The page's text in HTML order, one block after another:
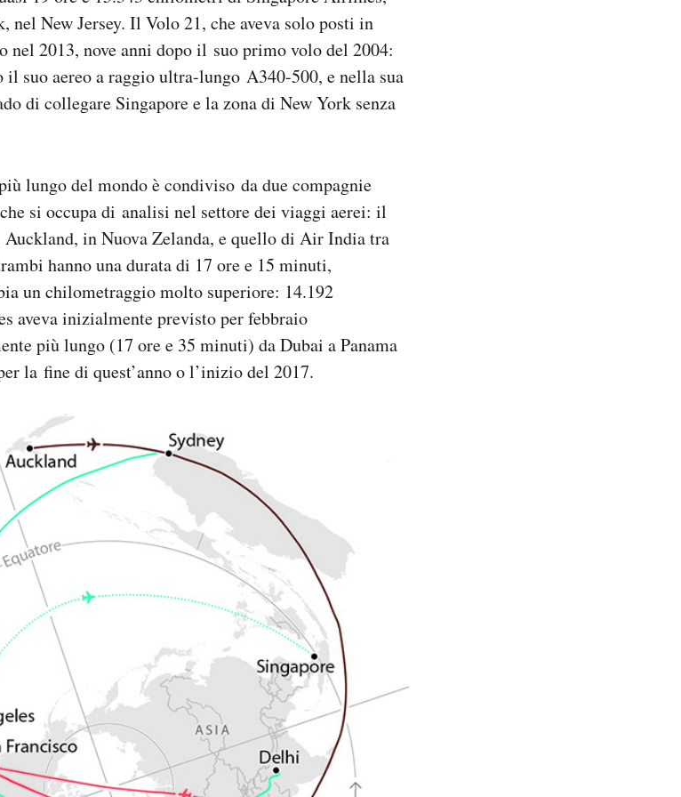
nel New Jersey. Il Volo 21, che aveva solo posti in
nel 2013, nove anni dopo il suo primo volo del 2004:
il suo aereo a raggio ultra-lungo A340-500, e nella sua
di collegare Singapore e la zona di New York senza
lungo del mondo è condiviso da due compagnie
si occupa di analisi nel settore dei viaggi aerei: il
in Nuova Zelanda, e quello di Air India tra
hanno una durata di 17 ore e 15 minuti,
un chilometraggio molto superiore: 14.192
aveva inizialmente previsto per febbraio
più lungo (17 ore e 35 minuti) da Dubai a Panama
la fine di quest’anno o l’inizio del 2017.